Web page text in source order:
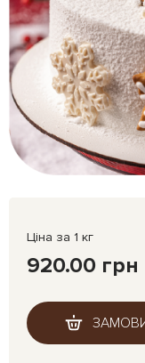
Ціна за 1 кг
920.00 грн